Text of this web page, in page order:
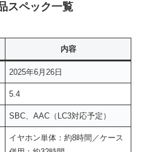
スペック一覧
内容
2025年6月26日
5.4
SBC、AAC（LC3対応予定）
イヤホン単体：約8時間／ケース